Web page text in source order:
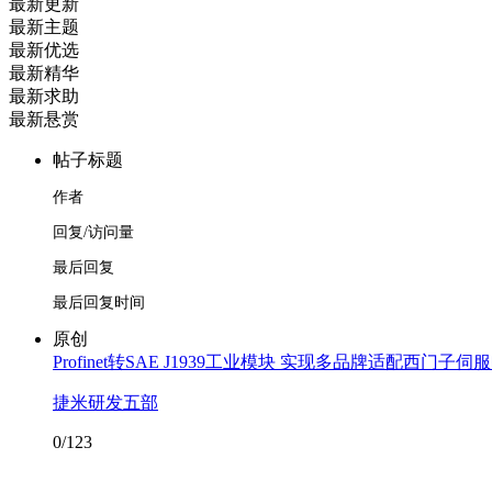
最新更新
最新主题
最新优选
最新精华
最新求助
最新悬赏
帖子标题
作者
回复/访问量
最后回复
最后回复时间
原创
Profinet转SAE J1939工业模块 实现多品牌适配西门子伺
捷米研发五部
0/123